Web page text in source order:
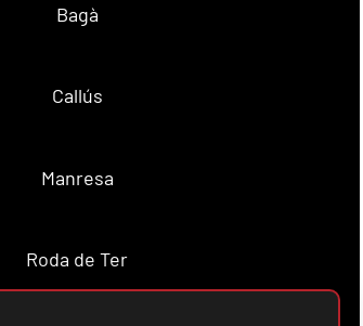
Bagà
Callús
Manresa
Roda de Ter